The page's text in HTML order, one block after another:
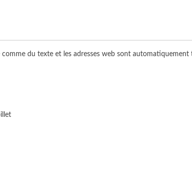
comme du texte et les adresses web sont automatiquement